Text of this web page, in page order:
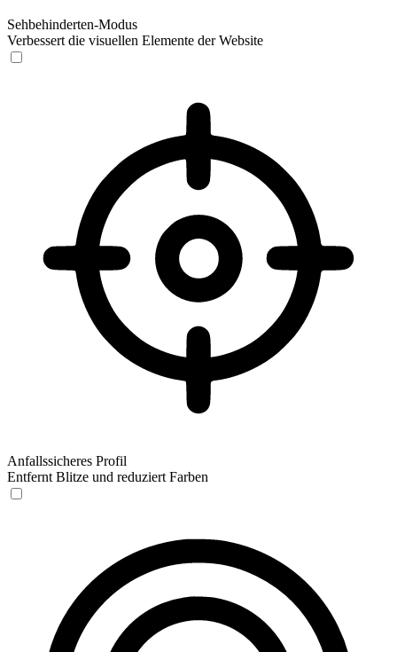
Sehbehinderten-Modus
Verbessert die visuellen Elemente der Website
Anfallssicheres Profil
Entfernt Blitze und reduziert Farben